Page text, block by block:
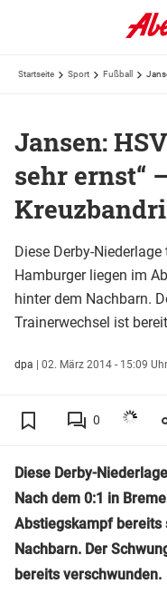
Startseite Sport Fußball
Jansen:
sehr ernst“
Diese Derby-
Hamburger liegen im
hinter dem Nachbarn.
Trainerwechsel ist
dpa | 02. März 2014 - 15:09 Uhr
0
Diese Derby-
Nach dem 0:1 in
Abstiegskampf bereits
Nachbarn. Der
bereits verschwunden.